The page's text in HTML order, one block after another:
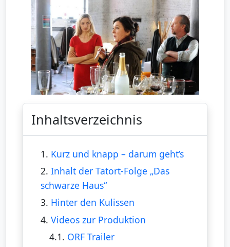
Inhaltsverzeichnis
1. Kurz und knapp – darum geht’s
2. Inhalt der Tatort-Folge „Das
schwarze Haus“
3. Hinter den Kulissen
4. Videos zur Produktion
4.1. ORF Trailer